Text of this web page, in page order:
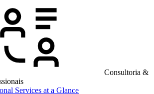
Consultoria &
Services at a Glance